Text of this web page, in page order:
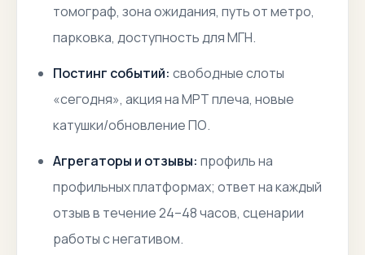
томограф, зона ожидания, путь от метро,
парковка, доступность для МГН.
Постинг событий: свободные слоты
«сегодня», акция на МРТ плеча, новые
катушки/обновление ПО.
Агрегаторы и отзывы: профиль на
профильных платформах; ответ на каждый
отзыв в течение 24–48 часов, сценарии
работы с негативом.